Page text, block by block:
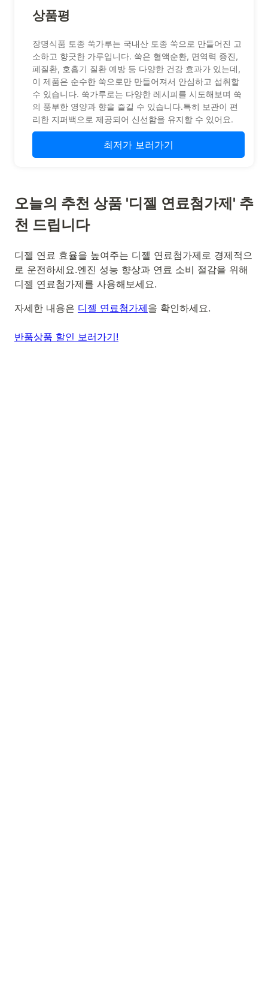
상품평
장명식품 토종 쑥가루는 국내산 토종 쑥으로 만들어진 고
소하고 향긋한 가루입니다. 쑥은 혈액순환, 면역력 증진,
폐질환, 호흡기 질환 예방 등 다양한 건강 효과가 있는데,
이 제품은 순수한 쑥으로만 만들어져서 안심하고 섭취할
수 있습니다. 쑥가루로는 다양한 레시피를 시도해보며 쑥
의 풍부한 영양과 향을 즐길 수 있습니다.특히 보관이 편
리한 지퍼백으로 제공되어 신선함을 유지할 수 있어요.
최저가 보러가기
오늘의 추천 상품 '디젤 연료첨가제' 추
천 드립니다
디젤 연료 효율을 높여주는 디젤 연료첨가제로 경제적으
로 운전하세요.엔진 성능 향상과 연료 소비 절감을 위해
디젤 연료첨가제를 사용해보세요.
자세한 내용은 디젤 연료첨가제을 확인하세요.
반품상품 할인 보러가기!